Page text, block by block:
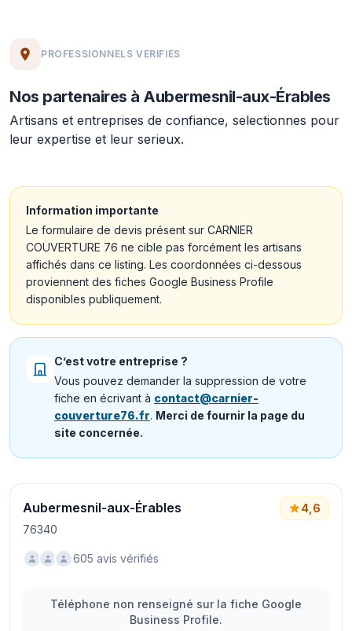
PROFESSIONNELS VERIFIES
Nos partenaires à Aubermesnil-aux-Érables
Artisans et entreprises de confiance, selectionnes pour
leur expertise et leur serieux.
Information importante
Le formulaire de devis présent sur CARNIER
COUVERTURE 76 ne cible pas forcément les artisans
affichés dans ce listing. Les coordonnées ci-dessous
proviennent des fiches Google Business Profile
disponibles publiquement.
C’est votre entreprise ?
Vous pouvez demander la suppression de votre
fiche en écrivant à contact@carnier-
couverture76.fr. Merci de fournir la page du
site concernée.
Aubermesnil-aux-Érables
76340
4,6
605 avis vérifiés
Téléphone non renseigné sur la fiche Google
Business Profile.